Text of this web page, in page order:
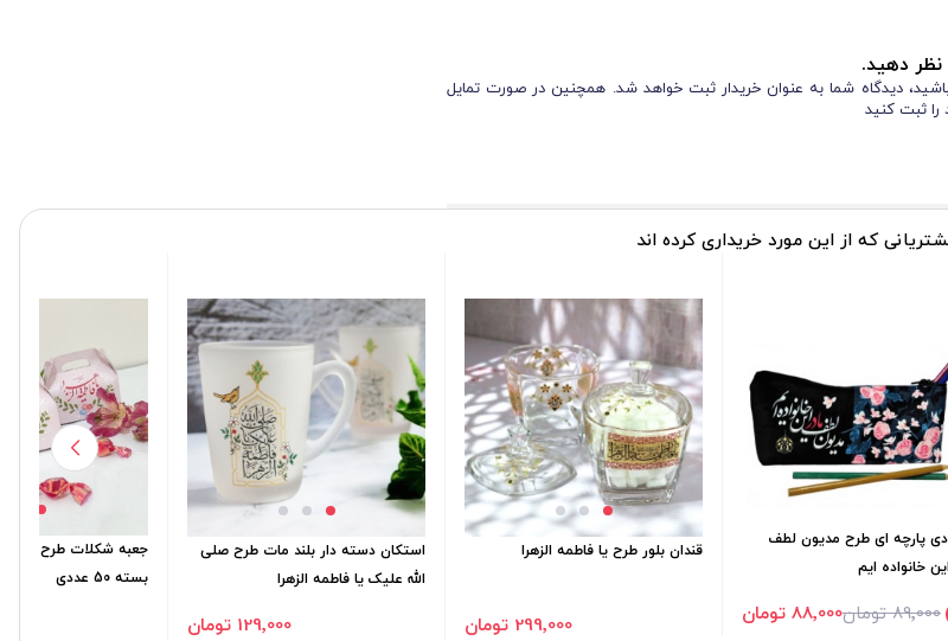
نظر دهید.
باشید، دیدگاه شما به عنوان خریدار ثبت خواهد شد. همچنین در صورت تمایل
را ثبت کنید
که از این مورد خریداری کرده اند
پارچه ای طرح مدیون لطف
خانواده ایم
89٬000 تومان 88٬000 تومان
قندان بلور طرح یا فاطمه الزهرا
299٬000 تومان
استکان دسته دار بلند مات طرح صلی
الله علیک یا فاطمه الزهرا
129٬000 تومان
جعبه شکلات طرح یا
بسته 50 عددی